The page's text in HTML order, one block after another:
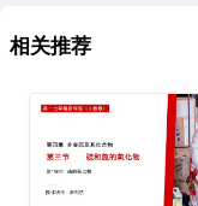
相关推荐